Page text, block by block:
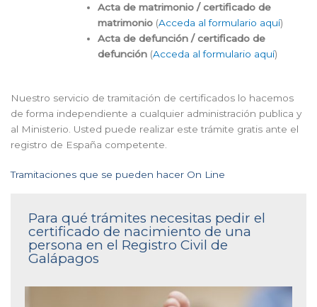
Acta de matrimonio / certificado de
matrimonio (Acceda al formulario aquí)
Acta de defunción / certificado de
defunción (Acceda al formulario aquí)
Nuestro servicio de tramitación de certificados lo hacemos
de forma independiente a cualquier administración publica y
al Ministerio. Usted puede realizar este trámite gratis ante el
registro de España competente.
Tramitaciones que se pueden hacer On Line
Para qué trámites necesitas pedir el
certificado de nacimiento de una
persona en el Registro Civil de
Galápagos